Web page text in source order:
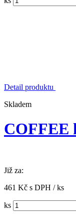
Detail produktu
Skladem
Již za:
461 Kč s DPH / ks
ks